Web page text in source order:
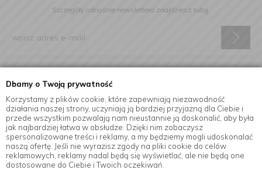
Dbamy o Twoją prywatność
Korzystamy z plików cookie, które zapewniają niezawodność
działania naszej strony, uczyniają ją bardziej przyjazną dla Ciebie i
przede wszystkim pozwalają nam nieustannie ją doskonalić, aby była
jak najbardziej łatwa w obsłudze. Dzięki nim zobaczysz
spersonalizowane treści i reklamy, a my będziemy mogli udoskonalać
naszą ofertę. Jeśli nie wyrazisz zgody na pliki cookie do celów
reklamowych, reklamy nadal będą się wyświetlać, ale nie będą one
dostosowane do Ciebie i Twoich oczekiwań.
Szczegóły odnośnie newslettera znajdziesz tutaj.
elektroniczną na podany adres e-mail.
Informacje